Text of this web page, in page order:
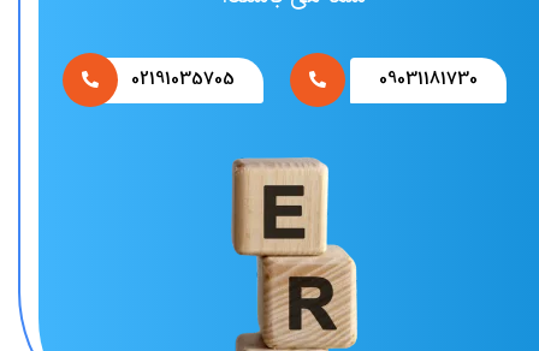
09031181730
02191035705